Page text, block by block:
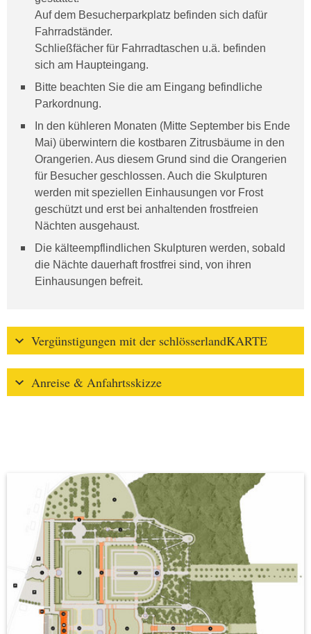
Auf dem Besucherparkplatz befinden sich dafür
Fahrradständer.
Schließfächer für Fahrradtaschen u.ä. befinden
sich am Haupteingang.
Bitte beachten Sie die am Eingang befindliche
Parkordnung.
In den kühleren Monaten (Mitte September bis Ende
Mai) überwintern die kostbaren Zitrusbäume in den
Orangerien. Aus diesem Grund sind die Orangerien
für Besucher geschlossen. Auch die Skulpturen
werden mit speziellen Einhausungen vor Frost
geschützt und erst bei anhaltenden frostfreien
Nächten ausgehaust.
Die kälteempflindlichen Skulpturen werden, sobald
die Nächte dauerhaft frostfrei sind, von ihren
Einhausungen befreit.
Vergünstigungen mit der schlösserlandKARTE
Anreise & Anfahrtsskizze